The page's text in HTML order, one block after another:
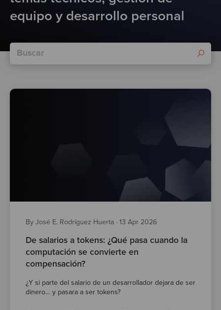
equipo y desarrollo personal
By José E. Rodríguez Huerta · 13 Apr 2026
De salarios a tokens: ¿Qué pasa cuando la
computación se convierte en
compensación?
¿Y si parte del salario de un desarrollador dejara de ser
dinero… y pasara a ser tokens?